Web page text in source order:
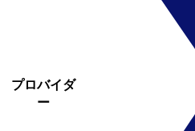
プロバイダ
ー